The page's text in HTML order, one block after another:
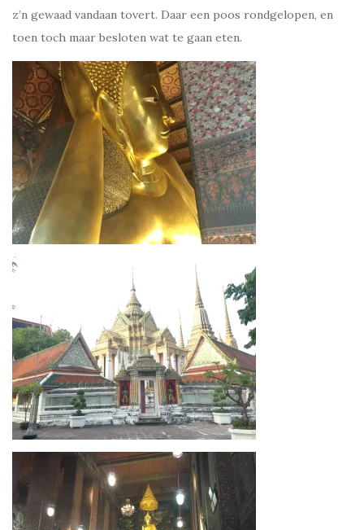
z’n gewaad vandaan tovert. Daar een poos rondgelopen, en
toen toch maar besloten wat te gaan eten.